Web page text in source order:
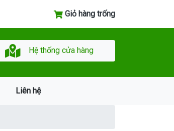
Giỏ hàng trống
Hệ thống cửa hàng
Liên hệ